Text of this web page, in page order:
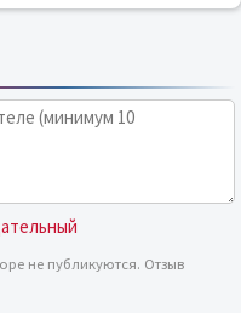
не публикуются. Отзыв